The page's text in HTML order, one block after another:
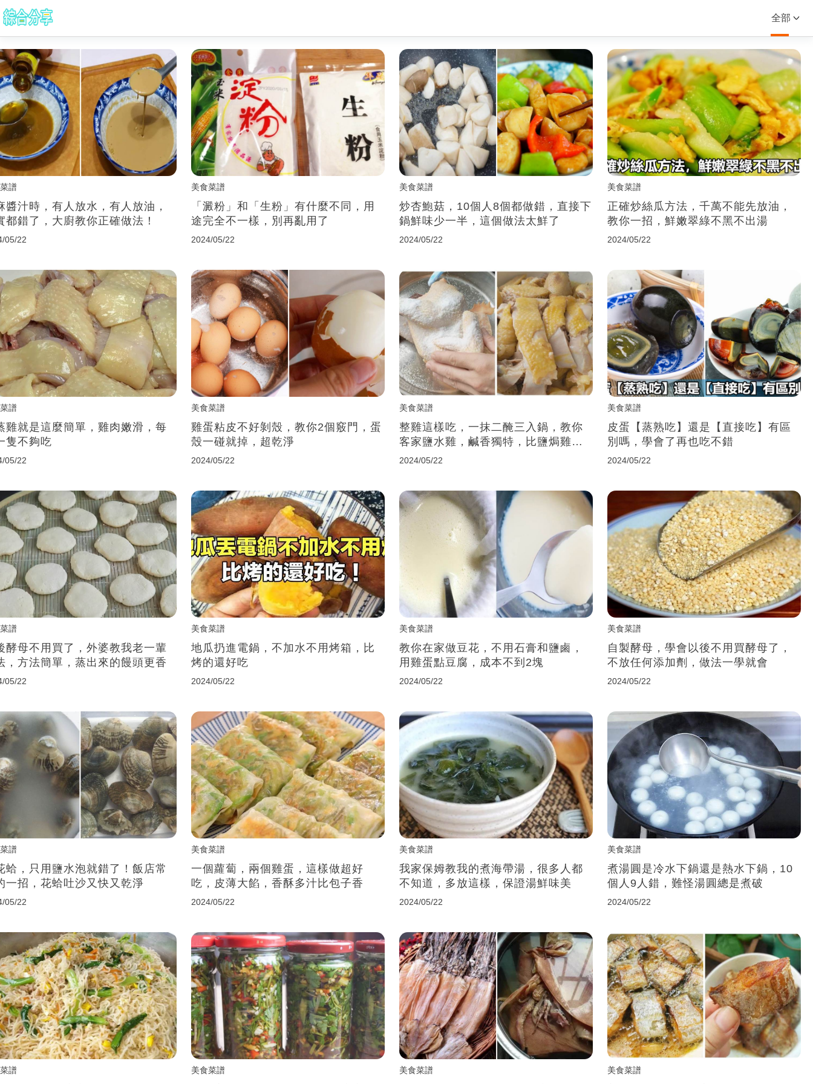
全部
譜
醬汁時，有人放水，有人放油，
都錯了，大廚教你正確做法！
05/22
美食菜譜
「澱粉」和「生粉」有什麼不同，用
途完全不一樣，別再亂用了
2024/05/22
美食菜譜
炒杏鮑菇，10個人8個都做錯，直接下
鍋鮮味少一半，這個做法太鮮了
2024/05/22
美食菜譜
正確炒絲瓜方法，千萬不能先放油，
教你一招，鮮嫩翠綠不黑不出湯
2024/05/22
譜
雞就是這麼簡單，雞肉嫩滑，每
隻不夠吃
05/22
美食菜譜
雞蛋粘皮不好剝殼，教你2個竅門，蛋
殼一碰就掉，超乾淨
2024/05/22
美食菜譜
整雞這樣吃，一抹二醃三入鍋，教你
客家鹽水雞，鹹香獨特，比鹽焗雞還
香
2024/05/22
美食菜譜
皮蛋【蒸熟吃】還是【直接吃】有區
別嗎，學會了再也吃不錯
2024/05/22
譜
酵母不用買了，外婆教我老一輩
，方法簡單，蒸出來的饅頭更香
05/22
美食菜譜
地瓜扔進電鍋，不加水不用烤箱，比
烤的還好吃
2024/05/22
美食菜譜
教你在家做豆花，不用石膏和鹽鹵，
用雞蛋點豆腐，成本不到2塊
2024/05/22
美食菜譜
自製酵母，學會以後不用買酵母了，
不放任何添加劑，做法一學就會
2024/05/22
譜
蛤，只用鹽水泡就錯了！飯店常
一招，花蛤吐沙又快又乾淨
05/22
美食菜譜
一個蘿蔔，兩個雞蛋，這樣做超好
吃，皮薄大餡，香酥多汁比包子香
2024/05/22
美食菜譜
我家保姆教我的煮海帶湯，很多人都
不知道，多放這樣，保證湯鮮味美
2024/05/22
美食菜譜
煮湯圓是冷水下鍋還是熱水下鍋，10
個人9人錯，難怪湯圓總是煮破
2024/05/22
譜 美食菜譜 美食菜譜 美食菜譜